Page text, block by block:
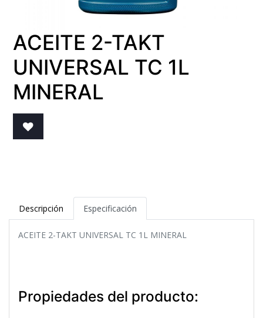
ACEITE 2-TAKT
UNIVERSAL TC 1L
MINERAL
Descripción Especificación
ACEITE 2-TAKT UNIVERSAL TC 1L MINERAL
Propiedades del producto: